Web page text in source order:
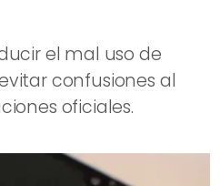
el mal uso de
confusiones al
oficiales.